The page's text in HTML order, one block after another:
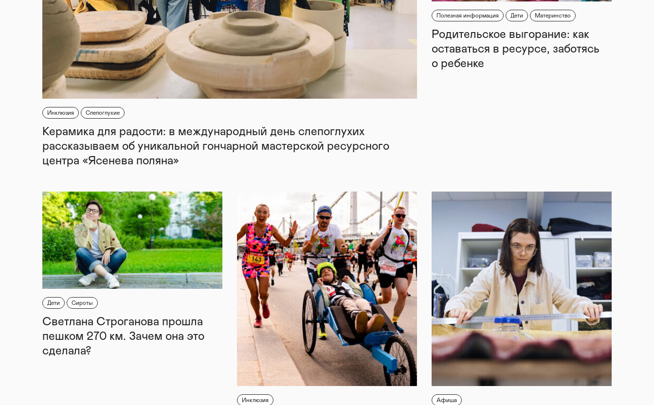
Инклюзия Слепоглухие
Керамика для радости: в международный день слепоглухих
рассказываем об уникальной гончарной мастерской ресурсного
центра «Ясенева поляна»
Полезная информация Дети Материнство
Родительское выгорание: как
оставаться в ресурсе, заботясь
о ребенке
Дети Сироты
Светлана Строганова прошла
пешком 270 км. Зачем она это
сделала?
Инклюзия Афиша